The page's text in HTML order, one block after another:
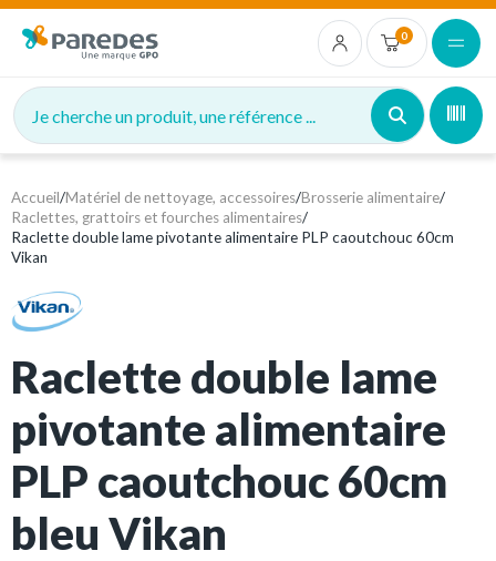
0
Je cherche un produit, une référence ...
Accueil/Matériel de nettoyage, accessoires/Brosserie alimentaire/
Raclettes, grattoirs et fourches alimentaires/
Raclette double lame pivotante alimentaire PLP caoutchouc 60cm
Vikan
Raclette double lame
pivotante alimentaire
PLP caoutchouc 60cm
bleu Vikan